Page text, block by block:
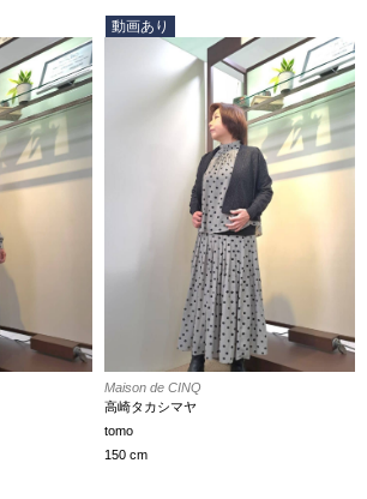
動画あり
Maison de CINQ
高崎タカシマヤ
tomo
150 cm